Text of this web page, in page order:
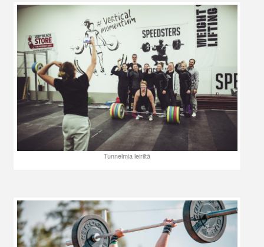
Tunnelmia leiriltä